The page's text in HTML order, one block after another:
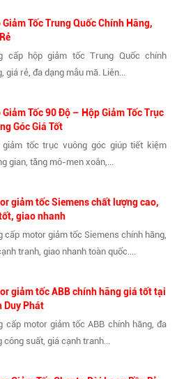
Giảm Tốc Trung Quốc Chính Hãng,
cấp hộp giảm tốc Trung Quốc chính
giá rẻ, đa dạng mẫu mã. Liên...
Giảm Tốc 90 Độ – Hộp Giảm Tốc Trục
Góc Giá Tốt
giảm tốc trục vuông góc giúp tiết kiệm
gian, tăng mô-men xoắn,...
giảm tốc Siemens chất lượng cao,
giao nhanh
cấp motor giảm tốc Siemens chính hãng,
tranh, giao nhanh toàn quốc....
giảm tốc ABB chính hãng giá tốt tại
Duy Phát
cấp motor giảm tốc ABB chính hãng, đa
công suất, giá cạnh tranh...